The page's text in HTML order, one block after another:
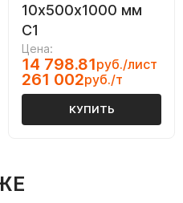
10х500х1000 мм
С1
Цена:
14 798.81руб./лист
261 002руб./т
КУПИТЬ